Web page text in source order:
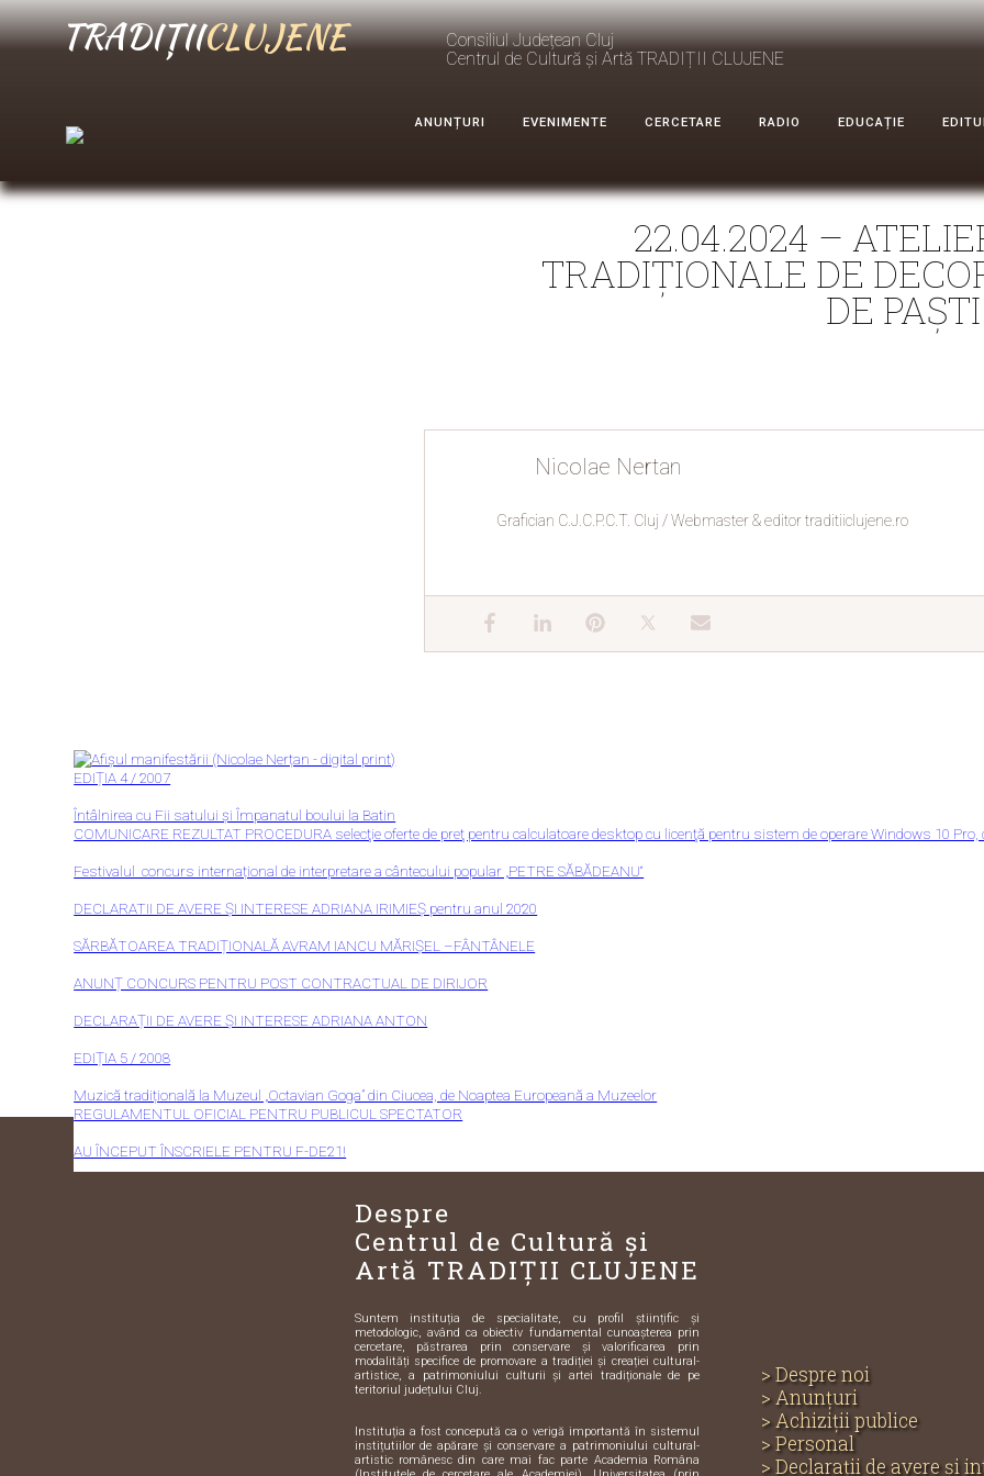
TRADIȚIICLUJENE
Consiliul Județean Cluj
Centrul de Cultură și Artă TRADIȚII CLUJENE
ANUNȚURI EVENIMENTE CERCETARE RADIO EDUCAȚIE
22.04.2024 –
TRADIȚIONALE DE
DE PAȘTI
Nicolae Nertan
Grafician C.J.C.P.C.T. Cluj / Webmaster & editor traditiiclujene.ro
EDIȚIA 4 / 2007
Întâlnirea cu Fii satului și Împanatul boului la Batin
COMUNICARE REZULTAT PROCEDURA selecţie oferte de preţ pentru calculatoare desktop cu licenţă pentru sistem de operare Windows 10 Pro,
Festivalul concurs internațional de interpretare a cântecului popular „PETRE SĂBĂDEANU“
DECLARATII DE AVERE ȘI INTERESE ADRIANA IRIMIEȘ pentru anul 2020
SĂRBĂTOAREA TRADIȚIONALĂ AVRAM IANCU MĂRIȘEL –FÂNTÂNELE
ANUNȚ CONCURS PENTRU POST CONTRACTUAL DE DIRIJOR
DECLARAȚII DE AVERE ȘI INTERESE ADRIANA ANTON
EDIȚIA 5 / 2008
Muzică tradițională la Muzeul „Octavian Goga” din Ciucea, de Noaptea Europeană a Muzeelor
REGULAMENTUL OFICIAL PENTRU PUBLICUL SPECTATOR
AU ÎNCEPUT ÎNSCRIELE PENTRU F-DE21!
Despre
Centrul de Cultură și
Artă TRADIȚII CLUJENE
Suntem instituția de specialitate, cu profil științific și
metodologic, având ca obiectiv fundamental cunoașterea prin
cercetare, păstrarea prin conservare și valorificarea prin
modalități specifice de promovare a tradiției și creației cultural-
artistice, a patrimoniului culturii și artei tradiționale de pe
teritoriul județului Cluj.
Instituția a fost concepută ca o verigă importantă în sistemul
instițutiilor de apărare și conservare a patrimoniului cultural-
artistic românesc din care mai fac parte Academia Româna
> Despre noi
> Anunțuri
> Achiziții publice
> Personal
> Declarații de avere și